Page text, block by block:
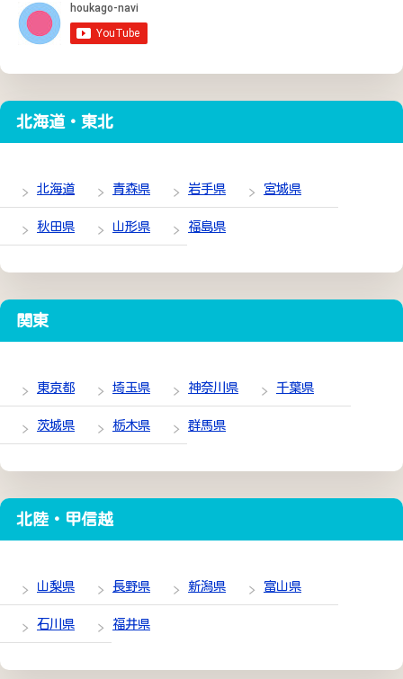
北海道・東北
北海道 青森県 岩手県 宮城県
秋田県 山形県 福島県
関東
東京都 埼玉県 神奈川県 千葉県
茨城県 栃木県 群馬県
北陸・甲信越
山梨県 長野県 新潟県 富山県
石川県 福井県